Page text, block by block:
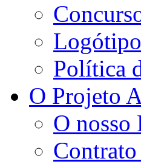
Política
O Projeto
O nosso